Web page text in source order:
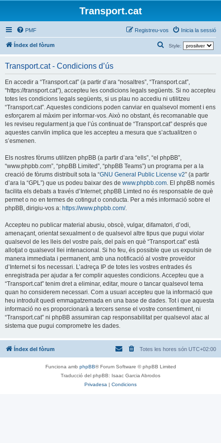
Transport.cat
PMF Inicia la sessió
Registreu-vos
Índex del fòrum Style:
e
c
a
Transport.cat - Condicions d’ús
En accedir a “Transport.cat” (a partir d’ara “nosaltres”, “Transport.cat”,
“https://transport.cat”), accepteu les condicions legals següents. Si no accepteu
totes les condicions legals següents, si us plau no accediu ni utilitzeu
“Transport.cat”. Aquestes condicions poden canviar en qualsevol moment i ens
esforçarem al màxim per informar-vos. Això no obstant, és recomanable que
les reviseu regularment ja que l’ús continuat de “Transport.cat” després que
aquestes canvïin implica que les accepteu a mesura que s’actualitzen o
s’esmenen.
Els nostres fòrums utilitzen phpBB (a partir d’ara “ells”, “el phpBB”,
“www.phpbb.com”, “phpBB Limited”, “phpBB Teams”) un programa per a la
creació de fòrums distribuït sota la “GNU General Public License v2” (a partir
d’ara la “GPL”) que us podeu baixar des de www.phpbb.com . El phpBB només
facilita els debats a través d’Internet; phpBB Limted no és responsable de què
permet o no en termes de cotingut o conducta. Per a més informació sobre el
phpBB, dirigiu-vos a: https://www.phpbb.com/.
Accepteu no publicar material abusiu, obscè, vulgar, difamatori, d’odi,
amenaçant, orientat sexualment o de qualsevol altre tipus que pugui violar
qualsevol de les lleis del vostre país, del país en què “Transport.cat” està
allotjat o qualsevol llei intenacional. Si ho feu, és possible que us expulsin de
manera immediata i permanent, amb una notificació al vostre proveïdor
d’Internet si fos necessari. L’adreça IP de totes les vostres entrades és
enregistrada per ajudar a fer complir aquestes condicions. Accepteu que a
“Transport.cat” tenim dret a eliminar, editar, moure o tancar qualsevol tema
quan ho considerem necessari. Com a usuari accepteu que la informació que
heu introduït quedi emmagatzemada en una base de dades. Tot i que aquesta
informació no es proporcionarà a tercers sense el vostre consentiment, ni
“Transport.cat” ni phpBB assumiran cap responsabilitat per qualsevol atac al
sistema que pugui comprometre les dades.
Índex del fòrum Totes les hores són UTC+02:00
Funciona amb phpBB® Forum Software © phpBB Limited
Traducció del phpBB: Isaac Garcia Abrodos
Privadesa | Condicions